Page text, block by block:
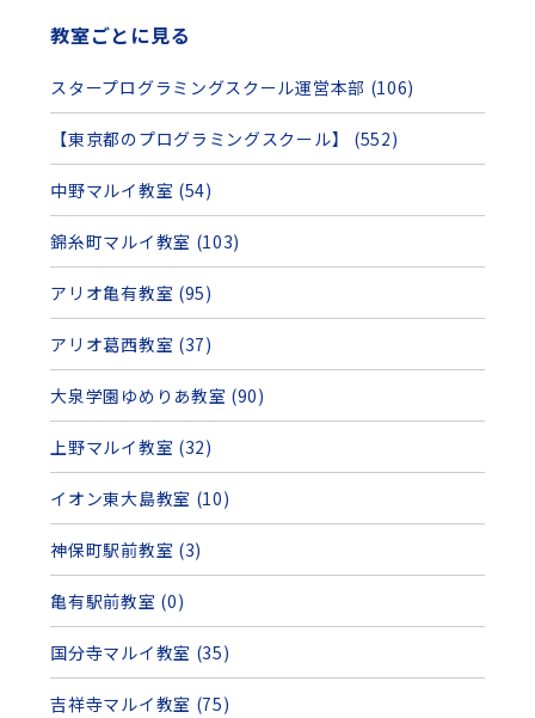
教室ごとに見る
スタープログラミングスクール運営本部 (106)
【東京都のプログラミングスクール】 (552)
中野マルイ教室 (54)
錦糸町マルイ教室 (103)
アリオ亀有教室 (95)
アリオ葛西教室 (37)
大泉学園ゆめりあ教室 (90)
上野マルイ教室 (32)
イオン東大島教室 (10)
神保町駅前教室 (3)
亀有駅前教室 (0)
国分寺マルイ教室 (35)
吉祥寺マルイ教室 (75)